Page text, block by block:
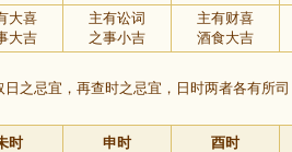
大喜
大吉
主有讼词
之事小吉
主有财喜
酒食大吉
日之忌宜，再查时之忌宜，日时两者各有所
时 申时 酉时